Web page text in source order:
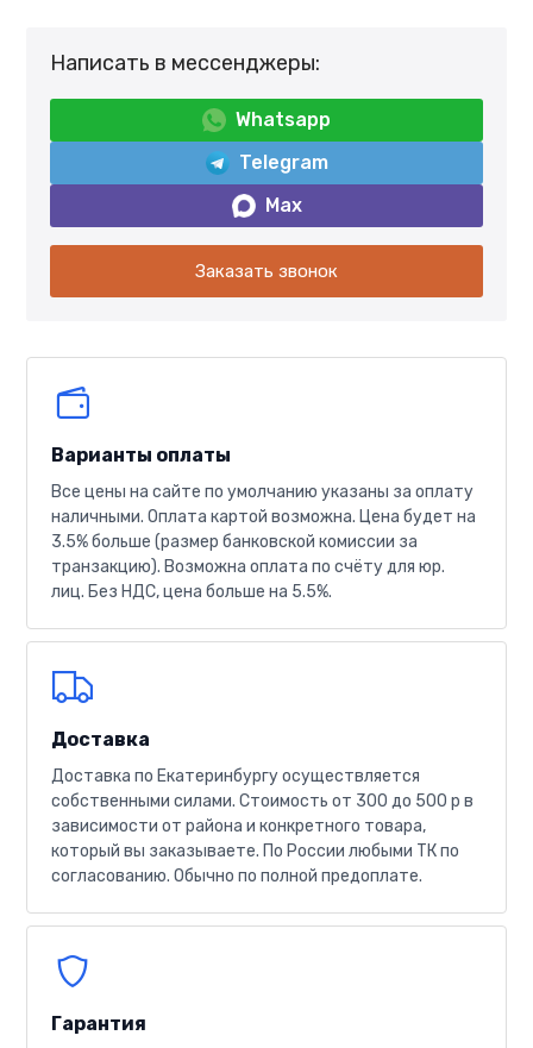
Написать в мессенджеры:
Whatsapp
Telegram
Max
Заказать звонок
Варианты оплаты
Все цены на сайте по умолчанию указаны за оплату
наличными. Оплата картой возможна. Цена будет на
3.5% больше (размер банковской комиссии за
транзакцию). Возможна оплата по счёту для юр.
лиц. Без НДС, цена больше на 5.5%.
Доставка
Доставка по Екатеринбургу осуществляется
собственными силами. Стоимость от 300 до 500 р в
зависимости от района и конкретного товара,
который вы заказываете. По России любыми ТК по
согласованию. Обычно по полной предоплате.
Гарантия